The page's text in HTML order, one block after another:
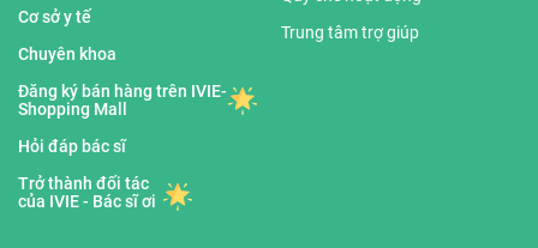
Cơ sở y tế
Chuyên khoa
Đăng ký bán hàng trên IVIE-
Shopping Mall
Hỏi đáp bác sĩ
Trở thành đối tác
của IVIE - Bác sĩ ơi
Trung tâm trợ giúp